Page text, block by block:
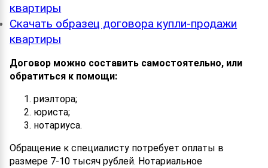
квартиры
Скачать образец договора купли-продажи
квартиры
Договор можно составить самостоятельно, или
обратиться к помощи:
риэлтора;
юриста;
нотариуса.
Обращение к специалисту потребует оплаты в
размере 7-10 тысяч рублей. Нотариальное